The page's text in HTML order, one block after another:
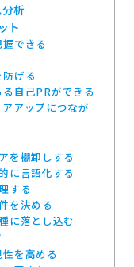
析
ト
できる
げる
自己PRができる
アップにつなが
を棚卸しする
に言語化する
する
を決める
に落とし込む
を高める